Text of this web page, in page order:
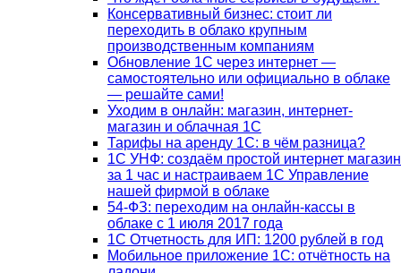
Консервативный бизнес: стоит ли
переходить в облако крупным
производственным компаниям
Обновление 1С через интернет —
самостоятельно или официально в облаке
— решайте сами!
Уходим в онлайн: магазин, интернет-
магазин и облачная 1С
Тарифы на аренду 1С: в чём разница?
1С УНФ: создаём простой интернет магазин
за 1 час и настраиваем 1С Управление
нашей фирмой в облаке
54-ФЗ: переходим на онлайн-кассы в
облаке с 1 июля 2017 года
1С Отчетность для ИП: 1200 рублей в год
Мобильное приложение 1С: отчётность на